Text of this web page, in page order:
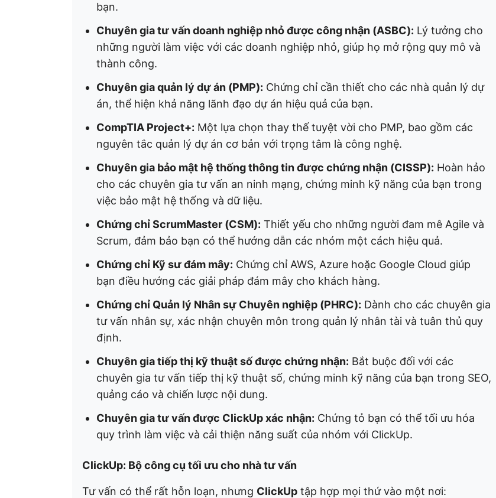
bạn.
Chuyên gia tư vấn doanh nghiệp nhỏ được công nhận (ASBC): Lý tưởng cho
những người làm việc với các doanh nghiệp nhỏ, giúp họ mở rộng quy mô và
thành công.
Chuyên gia quản lý dự án (PMP): Chứng chỉ cần thiết cho các nhà quản lý dự
án, thể hiện khả năng lãnh đạo dự án hiệu quả của bạn.
CompTIA Project+: Một lựa chọn thay thế tuyệt vời cho PMP, bao gồm các
nguyên tắc quản lý dự án cơ bản với trọng tâm là công nghệ.
Chuyên gia bảo mật hệ thống thông tin được chứng nhận (CISSP): Hoàn hảo
cho các chuyên gia tư vấn an ninh mạng, chứng minh kỹ năng của bạn trong
việc bảo mật hệ thống và dữ liệu.
Chứng chỉ ScrumMaster (CSM): Thiết yếu cho những người đam mê Agile và
Scrum, đảm bảo bạn có thể hướng dẫn các nhóm một cách hiệu quả.
Chứng chỉ Kỹ sư đám mây: Chứng chỉ AWS, Azure hoặc Google Cloud giúp
bạn điều hướng các giải pháp đám mây cho khách hàng.
Chứng chỉ Quản lý Nhân sự Chuyên nghiệp (PHRC): Dành cho các chuyên gia
tư vấn nhân sự, xác nhận chuyên môn trong quản lý nhân tài và tuân thủ quy
định.
Chuyên gia tiếp thị kỹ thuật số được chứng nhận: Bắt buộc đối với các
chuyên gia tư vấn tiếp thị kỹ thuật số, chứng minh kỹ năng của bạn trong SEO,
quảng cáo và chiến lược nội dung.
Chuyên gia tư vấn được ClickUp xác nhận: Chứng tỏ bạn có thể tối ưu hóa
quy trình làm việc và cải thiện năng suất của nhóm với ClickUp.
ClickUp: Bộ công cụ tối ưu cho nhà tư vấn
Tư vấn có thể rất hỗn loạn, nhưng ClickUp tập hợp mọi thứ vào một nơi: